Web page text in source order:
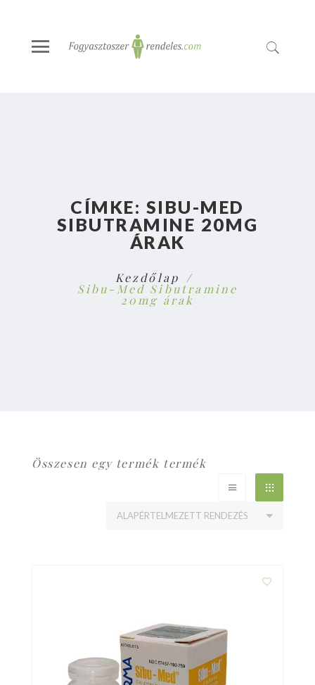
CÍMKE: SIBU-MED
SIBUTRAMINE 20MG
ÁRAK
Kezdőlap
Sibu-Med Sibutramine
20mg árak
Összesen egy termék termék